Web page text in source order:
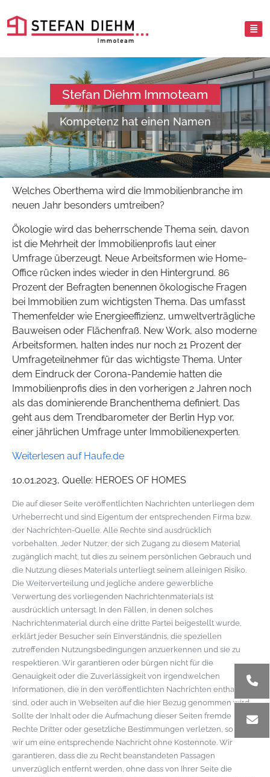
Stefan Diehm Immoteam
Kompetenz hat einen Namen
Welches Oberthema wird die Immobilienbranche im
neuen Jahr besonders umtreiben?
Ökologie wird das beherrschende Thema sein, davon
ist die Mehrheit der Immobilienprofis laut einer
Umfrage überzeugt. Neue Arbeitsformen wie Home-
Office rücken indes wieder in den Hintergrund. 86
Prozent der Befragten benennen ökologische Fragen
bei Immobilien zum wichtigsten Thema. Das umfasst
Themenfelder wie Energieeffizienz, umweltverträgliche
Bauweisen oder Flächenfraß. New Work, also moderne
Arbeitsformen, halten indes nur noch 21 Prozent der
Umfrageteilnehmer für das wichtigste Thema. Unter
dem Eindruck der Corona-Pandemie hatten die
Immobilienprofis dies in den vorherigen 2 Jahren noch
als das dominierende Branchenthema definiert. Das
geht aus dem Trendbarometer der Berlin Hyp vor,
einer jährlichen Umfrage unter Immobilienexperten.
Weiterlesen auf Haufe.de
10.01.2023, Quelle: HEROES OF HOMES
Die auf dieser Seite veröffentlichten Nachrichten unterliegen dem
Urheberrecht und sind Eigentum der entsprechenden Firma bzw.
der Nachrichten-Quelle. Alle Rechte sind ausdrücklich
vorbehalten. Jeder Nutzer, der sich Zugang zu diesem Material
zugänglich macht, tut dies zu seinem persönlichen Gebrauch und
die Nutzung dieses Materials unterliegt seinem alleinigen Risiko.
Die Weiterverteilung und jegliche andere gewerbliche
Verwertung des vorliegenden Nachrichtenmaterials ist
ausdrücklich untersagt. In den Fällen, in denen solches
Nachrichtenmaterial durch eine dritte Partei beigestellt wurde,
erklärt jeder Besucher sein Einverständnis, die speziellen
zutreffenden Nutzungsbedingungen anzuerkennen und sie zu
respektieren. Wir garantieren oder bürgen nicht für die
Genauigkeit oder die Zuverlässigkeit von irgendwelchen
Informationen, die in den veröffentlichten Nachrichten enthalten
sind, oder auch in Webseiten auf die hier Bezug genommen wird.
Sollte der Inhalt oder die Aufmachung dieser Seiten fremde
Rechte Dritter oder gesetzliche Bestimmungen verletzen, so bitten
wir um eine entsprechende Nachricht ohne Kostennote. Wir
garantieren, dass die zu Recht beanstandeten Passagen
unverzüglich entfernt werden, ohne dass von Ihrer Seite die